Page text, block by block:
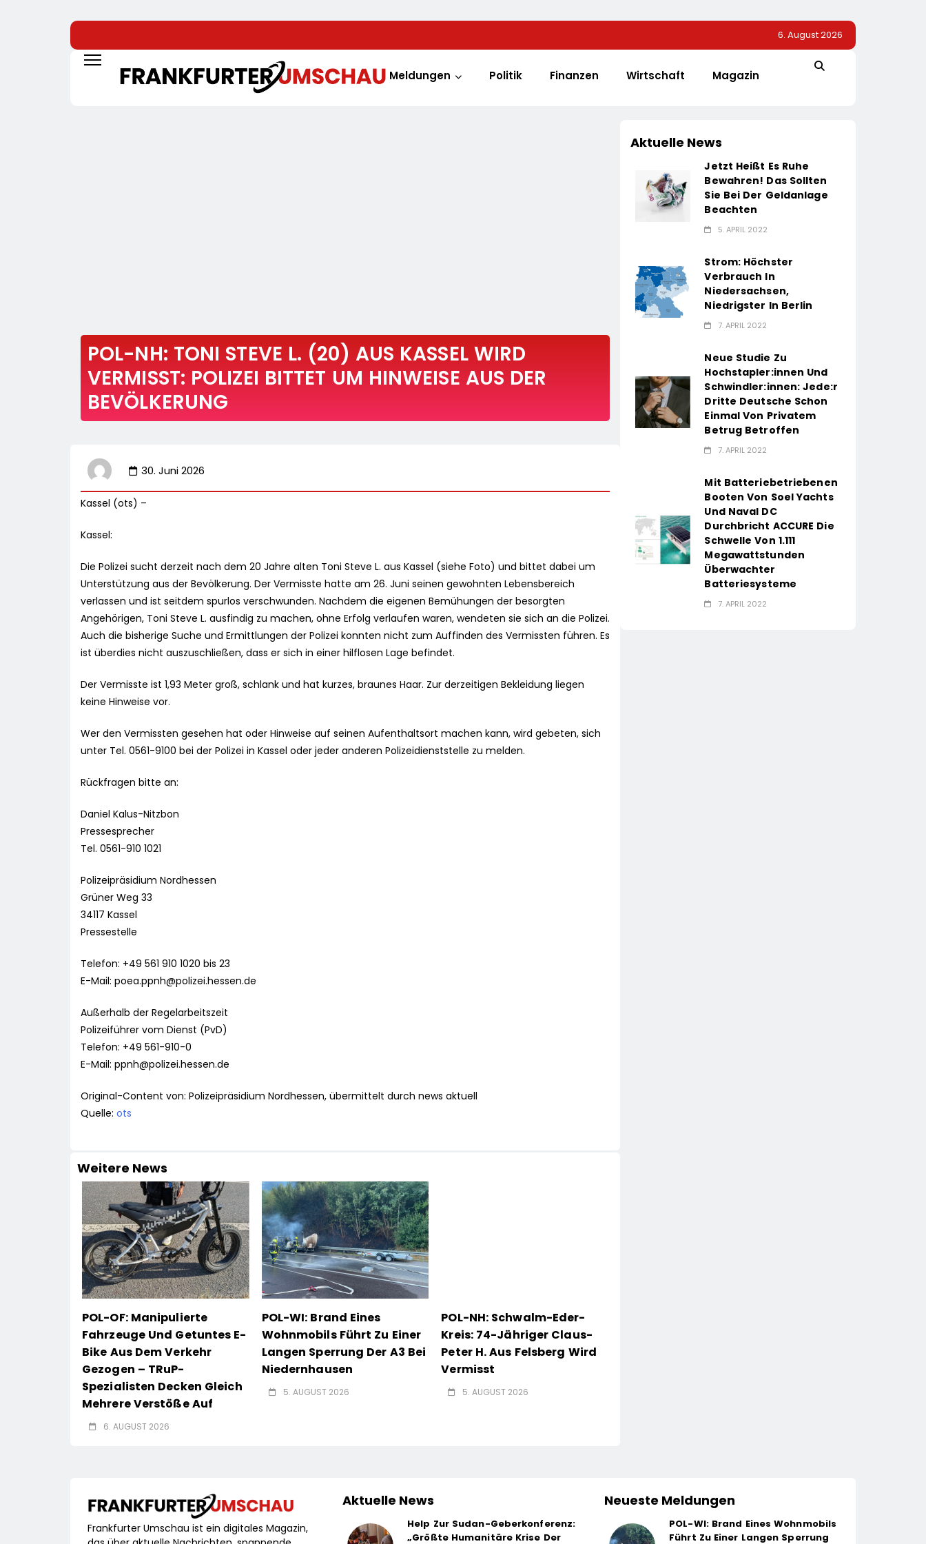
6. August 2026
Meldungen Politik Finanzen Wirtschaft Magazin
POL-NH: TONI STEVE L. (20) AUS KASSEL WIRD
VERMISST: POLIZEI BITTET UM HINWEISE AUS DER
BEVÖLKERUNG
30. Juni 2026
Kassel (ots) –
Kassel:
Die Polizei sucht derzeit nach dem 20 Jahre alten Toni Steve L. aus Kassel (siehe Foto) und bittet dabei um
Unterstützung aus der Bevölkerung. Der Vermisste hatte am 26. Juni seinen gewohnten Lebensbereich
verlassen und ist seitdem spurlos verschwunden. Nachdem die eigenen Bemühungen der besorgten
Angehörigen, Toni Steve L. ausfindig zu machen, ohne Erfolg verlaufen waren, wendeten sie sich an die Polizei.
Auch die bisherige Suche und Ermittlungen der Polizei konnten nicht zum Auffinden des Vermissten führen. Es
ist überdies nicht auszuschließen, dass er sich in einer hilflosen Lage befindet.
Der Vermisste ist 1,93 Meter groß, schlank und hat kurzes, braunes Haar. Zur derzeitigen Bekleidung liegen
keine Hinweise vor.
Wer den Vermissten gesehen hat oder Hinweise auf seinen Aufenthaltsort machen kann, wird gebeten, sich
unter Tel. 0561-9100 bei der Polizei in Kassel oder jeder anderen Polizeidienststelle zu melden.
Rückfragen bitte an:
Daniel Kalus-Nitzbon
Pressesprecher
Tel. 0561-910 1021
Polizeipräsidium Nordhessen
Grüner Weg 33
34117 Kassel
Pressestelle
Telefon: +49 561 910 1020 bis 23
E-Mail: poea.ppnh@polizei.hessen.de
Außerhalb der Regelarbeitszeit
Polizeiführer vom Dienst (PvD)
Telefon: +49 561-910-0
E-Mail: ppnh@polizei.hessen.de
Original-Content von: Polizeipräsidium Nordhessen, übermittelt durch news aktuell
Quelle: ots
Weitere News
POL-OF: Manipulierte
Fahrzeuge Und Getuntes E-
Bike Aus Dem Verkehr
Gezogen – TRuP-
Spezialisten Decken Gleich
Mehrere Verstöße Auf
6. AUGUST 2026
POL-WI: Brand Eines
Wohnmobils Führt Zu Einer
Langen Sperrung Der A3 Bei
Niedernhausen
5. AUGUST 2026
POL-NH: Schwalm-Eder-
Kreis: 74-Jähriger Claus-
Peter H. Aus Felsberg Wird
Vermisst
5. AUGUST 2026
Aktuelle News
Jetzt Heißt Es Ruhe
Bewahren! Das Sollten
Sie Bei Der Geldanlage
Beachten
5. APRIL 2022
Strom: Höchster
Verbrauch In
Niedersachsen,
Niedrigster In Berlin
7. APRIL 2022
Neue Studie Zu
Hochstapler:innen Und
Schwindler:innen: Jede:r
Dritte Deutsche Schon
Einmal Von Privatem
Betrug Betroffen
7. APRIL 2022
Mit Batteriebetriebenen
Booten Von Soel Yachts
Und Naval DC
Durchbricht ACCURE Die
Schwelle Von 1.111
Megawattstunden
Überwachter
Batteriesysteme
7. APRIL 2022
Frankfurter Umschau ist ein digitales Magazin,
Aktuelle News
Help Zur Sudan-Geberkonferenz:
„Größte Humanitäre Krise Der
Neueste Meldungen
POL-WI: Brand Eines Wohnmobils
Führt Zu Einer Langen Sperrung